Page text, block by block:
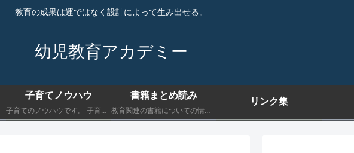
教育の成果は運ではなく設計によって生み出せる。
幼児教育アカデミー
子育てノウハウ
子育てのノウハウです。 子育てにおいて最低限知っておくべきことを書きます。
書籍まとめ読み
教育関連の書籍についての情報です。 子育てにおいて最低限知っておくべきことを書きます。
リンク集